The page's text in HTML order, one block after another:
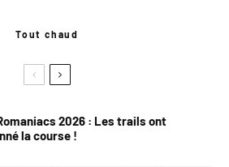
Tout chaud
2026 : Les trails ont
la course !